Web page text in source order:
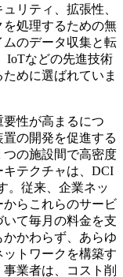
リティ、拡張性、
処理するための無
のデータ収集と転
IoTなどの先進技術
めに選ばれていま
性が高まるにつ
の開発を促進する
つの施設間で高密度
キテクチャは、DCI
。従来、企業ネッ
からこれらのサービ
て毎月の料金を支
かわらず、あらゆ
トワークを構築す
業者は、コスト削